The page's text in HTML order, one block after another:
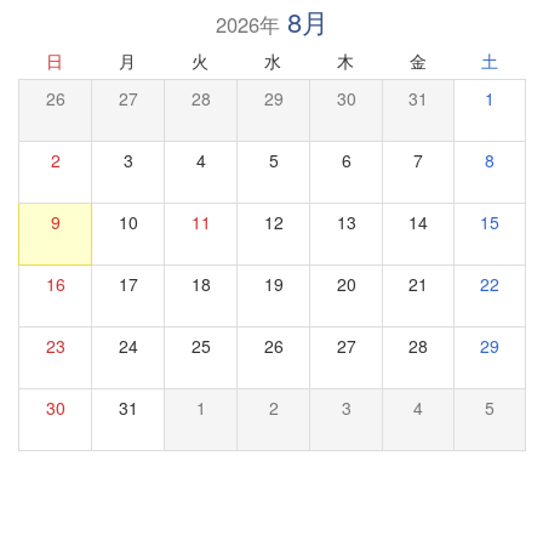
2026年8月
日 月 火 水 木 金 土
26 27 28 29 30 31 1
2 3 4 5 6 7 8
9 10 11 12 13 14 15
16 17 18 19 20 21 22
23 24 25 26 27 28 29
30 31 1 2 3 4 5